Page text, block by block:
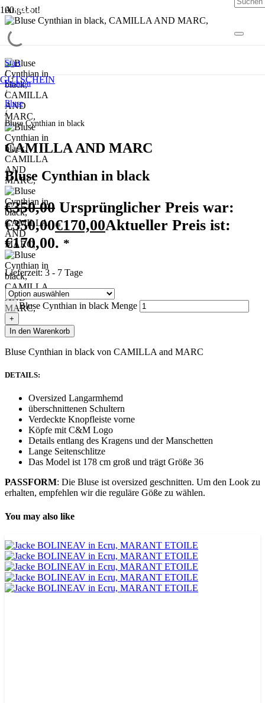
GUTSCHEIN
Angebot!
Start
/
Fashion
/
Bluse
/
Bluse Cynthian in black
CAMILLA AND MARC
Bluse Cynthian in black
€350,00 Ursprünglicher Preis war:
€350,00€170,00Aktueller Preis ist:
€170,00. *
Lieferzeit: 3 - 7 Tage
Bluse Cynthian in black Menge
In den Warenkorb
Bluse Cynthian in black von CAMILLA and MARC
DETAILS:
Oversized Langarmhemd
überschnittenen Schultern
Verdeckte Knopfleiste vorne
Köpfe mit C&M Logo
Details entlang des Kragens und der Manschetten
Lange Seitenschlitze
Das Model ist 178 cm groß und trägt Größe 36
PASSFORM: Die Bluse ist oversized geschnitten. Um den Look zu
erhalten, empfehlen wir die reguläre Göße zu wählen.
You may also like
SALE
SALE
SALE
SALE
SALE